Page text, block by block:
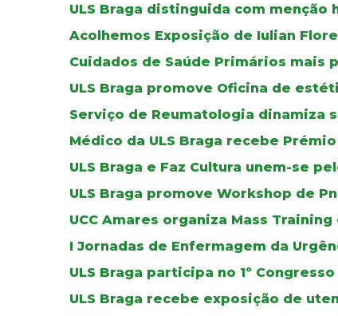
ULS Braga distinguida com menção
Acolhemos Exposição de Iulian
Cuidados de Saúde Primários mais
ULS Braga promove Oficina de
Serviço de Reumatologia dinamiza
Médico da ULS Braga recebe Prémio
ULS Braga e Faz Cultura unem-se
ULS Braga promove Workshop de
UCC Amares organiza Mass
I Jornadas de Enfermagem da
ULS Braga participa no 1º
ULS Braga recebe exposição de